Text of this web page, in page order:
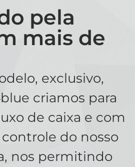
pela
mais de
exclusivo,
criamos para
de caixa e com
do nosso
nos permitindo